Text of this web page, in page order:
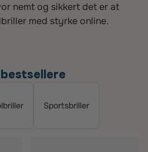
nemt og sikkert det er at
med styrke online.
Sportsbriller